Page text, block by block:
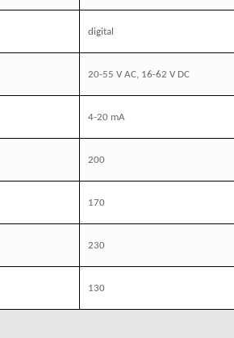
digital
20-55 V AC, 16-62 V DC
4-20 mA
200
170
230
130